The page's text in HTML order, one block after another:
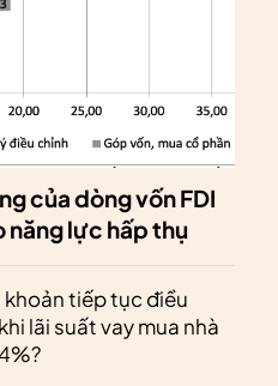
của dòng vốn FDI
năng lực hấp thụ
khoản tiếp tục điều
lãi suất vay mua nhà